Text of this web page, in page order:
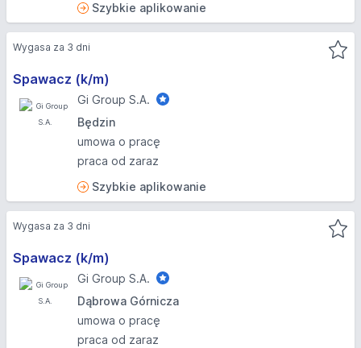
Szybkie aplikowanie
Spawacz (k/m)
Gi Group S.A.
Będzin
umowa o pracę
praca od zaraz
Szybkie aplikowanie
Wygasa za 3 dni
Spawacz (k/m)
Gi Group S.A.
Dąbrowa Górnicza
umowa o pracę
praca od zaraz
Wygasa za 3 dni